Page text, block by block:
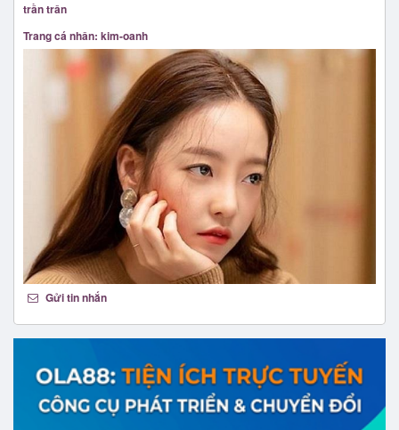
trần trân
Trang cá nhân: kim-oanh
Gửi tin nhắn